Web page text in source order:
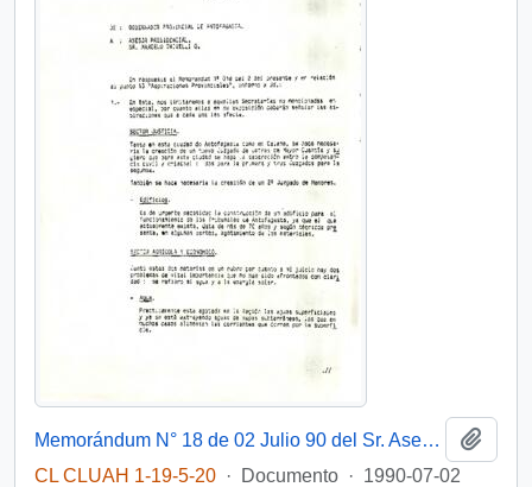
Memorándum N° 18 de 02 Julio 90 del Sr. Asesor Presidencial.
CL CLUAH 1-19-5-20 · Documento · 1990-07-02